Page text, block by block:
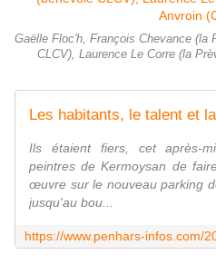
Gaëlle Floc'h, François Chevance (la
CLCV), Laurence Le Corre (la
Ils étaient fiers, cet après-
peintres de Kermoysan de
œuvre sur le nouveau parking
jusqu'au bou...